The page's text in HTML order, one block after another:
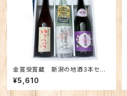
金賞受賞蔵 新潟の地酒3本セッ
ト 至福の酒「花」（越乃寒梅 吟醸
特選、ゆきつばき 純米吟醸、越後
桜 大吟醸）
¥5,610